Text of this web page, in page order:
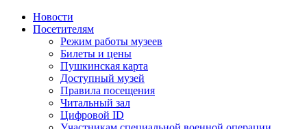
Новости
Посетителям
Режим работы музеев
Билеты и цены
Пушкинская карта
Доступный музей
Правила посещения
Читальный зал
Цифровой ID